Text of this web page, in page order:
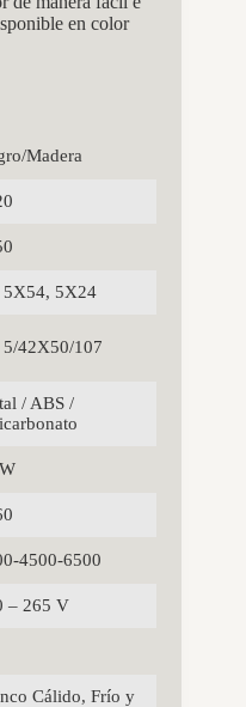
en color
Madera
5X54, 5X24
5/42X50/107
/ ABS /
4500-6500
– 265 V
Cálido, Frío y